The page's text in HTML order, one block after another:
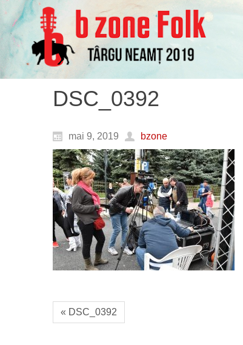
DSC_0392
mai 9, 2019 bzone
« DSC_0392